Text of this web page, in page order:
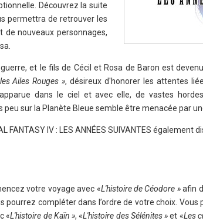
Découvrez la suite
permettra de retrouver les
de nouveaux personnages,
et le fils de Cécil et Rosa de Baron est
les Ailes Rouges », désireux d'honorer les attentes
dans le ciel et avec elle, de vastes
peu sur la Planète Bleue semble être menacée par
FANTASY IV : LES ANNÉES SUIVANTES également
votre voyage avec «L'histoire de Céodore »afin
pourrez compléter dans l’ordre de votre choix.
«L'histoire de Kaïn », «L'histoire des Sélénites »et «Les